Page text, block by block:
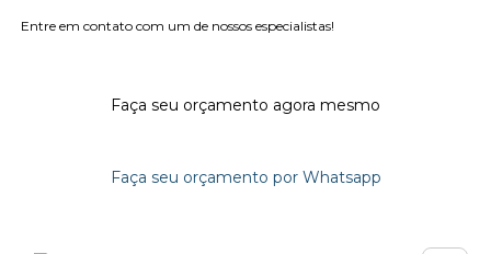
Entre em contato com um de nossos especialistas!
Faça seu orçamento agora mesmo
Faça seu orçamento por Whatsapp